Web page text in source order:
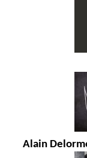
Alain